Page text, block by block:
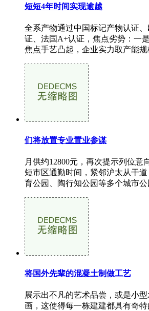
短短4年时间实现逾越
全系产物通过中国标记产物认证
证、法国A+认证，焦点劣势：一
焦点手艺凸起，企业实力取产能
们将放置专业置业参谋
月供约12800元，再次提示列位意
短市区通勤时间，紧邻沪太从干
育公园、陶行知公园等多个城市
将国外先辈的混凝土制做工艺
展示出不凡的艺术品尝，或是小
画，这使得每一栋建建都具有奇